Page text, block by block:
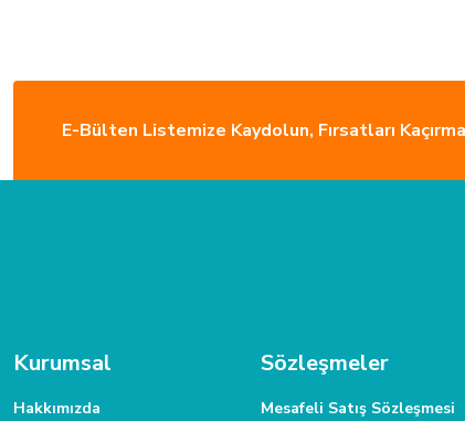
ÜCRETSİZ KARGO
E-Bülten Listemize Kaydolun, Fırsatları
Kurumsal
Hakkımızda
Sözleşmeler
Mesafeli Satış Sözleşmesi